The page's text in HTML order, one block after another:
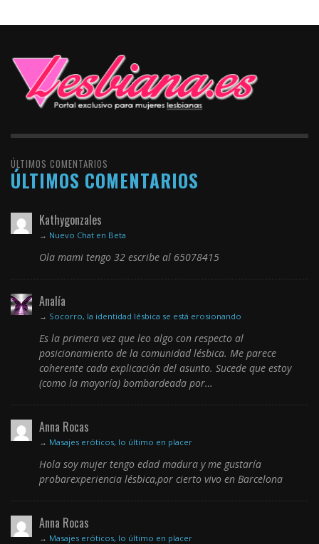
ÚLTIMOS COMENTARIOS
ÚLTIMOS COMENTARIOS
Kathygonzales
→ Nuevo Chat en Beta
Ola mami tengo 32 escribe al 65078415
Analía
→ Socorro, la identidad lésbica se está erosionando
Es la primera vez que leo algo con respecto al
posicionamiento de la comunidad lésbica. Me parece
coherente cada explicación del asunto. Sucede que estoy
(como la mayoría) bombardeada por…
Anna Rocas
→ Masajes eróticos, lo último en placer
Hola soy mujer tengo edad madura y me gustaría
probarexperiencia lésbica,por cierto vivo en Barcelona
Anna Rocas
→ Masajes eróticos, lo último en placer